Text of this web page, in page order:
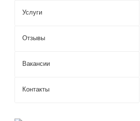
Услуги
Отзывы
Вакансии
Контакты